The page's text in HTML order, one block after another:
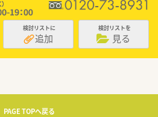
検討リストに
追加
検討リストを
見る
PAGE TOPへ戻る